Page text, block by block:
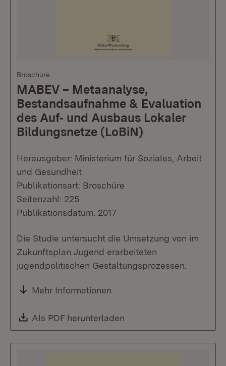
Broschüre
MABEV – Metaanalyse,
Bestandsaufnahme & Evaluation
des Auf‐ und Ausbaus Lokaler
Bildungsnetze (LoBiN)
Herausgeber: Ministerium für Soziales, Arbeit
und Gesundheit
Publikationsart: Broschüre
Seitenzahl: 225
Publikationsdatum: 2017
Die Studie untersucht die Umsetzung von im
Zukunftsplan Jugend erarbeiteten
jugendpolitischen Gestaltungsprozessen.
Mehr Informationen
Download:
Als PDF herunterladen